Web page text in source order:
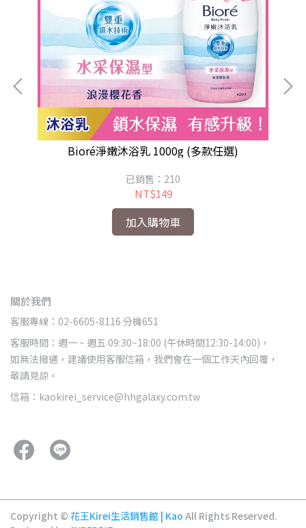
Bioré淨嫩沐浴乳 1000g (多款任選)
已銷售：210
NT$149
加入購物車
關於我們
客服專線：02-6605-8116 分機651
客服時間：週一 ~ 週五 09:30~18:00 (午休時間12:30-14:00)，
如無法撥通，建議使用客服信箱，我們會在一個工作天內回覆，
敬請見諒。
信箱：kaokirei_service@hhgalaxy.com.tw
Copyright © 花王Kirei生活銷售館 | Kao All Rights Reserved.